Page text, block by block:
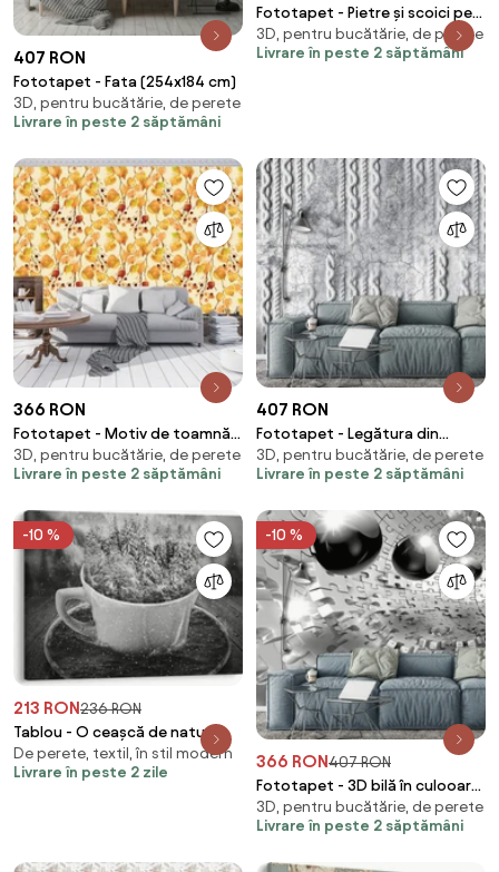
407 RON
Fototapet - Fata (254x184 cm)
3D, pentru bucătărie, de perete
Livrare în peste 2 săptămâni
Fototapet - Pietre și scoici pe
plajă (254x184 cm)
3D, pentru bucătărie, de perete
Livrare în peste 2 săptămâni
366 RON
Fototapet - Motiv de toamnă
(254x184 cm)
3D, pentru bucătărie, de perete
Livrare în peste 2 săptămâni
407 RON
Fototapet - Legătura din
beton - gri (254x184 cm)
3D, pentru bucătărie, de perete
Livrare în peste 2 săptămâni
-10 %
213 RON236 RON
Tablou - O ceașcă de natură
(70x50 cm)
De perete, textil, în stil modern
Livrare în peste 2 zile
-10 %
366 RON407 RON
Fototapet - 3D bilă în culooare
gri (254x184 cm)
3D, pentru bucătărie, de perete
Livrare în peste 2 săptămâni